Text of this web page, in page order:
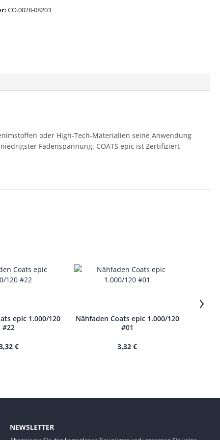
CO.0028-08203
oder High-Tech-Materialien seine Anwendung
Fadenspannung. COATS epic ist Zertifiziert
epic 1.000/120
#22
€
Nähfaden Coats epic 1.000/120
#01
3,32 €
›
NEWSLETTER